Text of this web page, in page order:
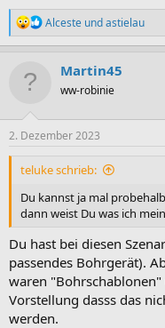
R
e
a
n
e
Alceste undastielau
Martin45
ww-robinie
2. Dezember 2023
teluke schrieb:
Du kannst ja mal
dann weist Du was ich
Du hast bei diesen
passendes Bohrgerät).
waren
Vorstellung dasss das
werden.